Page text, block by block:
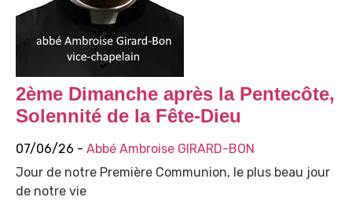
2ème Dimanche après la Pentecôte,
Solennité de la Fête-Dieu
07/06/26 - Abbé Ambroise GIRARD-BON
Jour de notre Première Communion, le plus beau jour
de notre vie